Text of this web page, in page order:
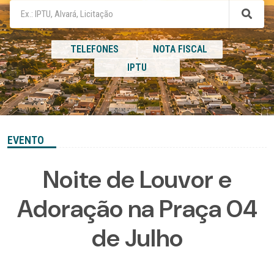
TELEFONES
NOTA FISCAL
IPTU
EVENTO
Noite de Louvor e
Adoração na Praça 04
de Julho